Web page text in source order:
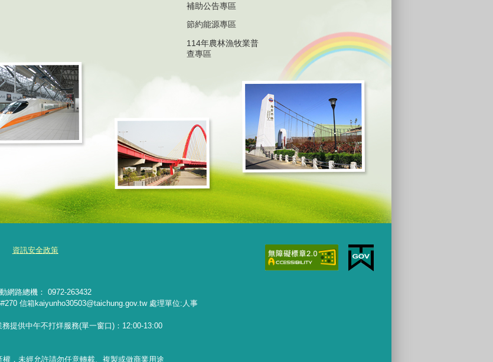
補助公告專區
節約能源專區
114年農林漁牧業普
查專區
資訊安全政策
網路總機： 0972-263432
信箱kaiyunho30503@taichung.gov.tw 處理單位:人事
提供中午不打烊服務(單一窗口)：12:00-13:00
，未經允許請勿任意轉載、複製或做商業用途